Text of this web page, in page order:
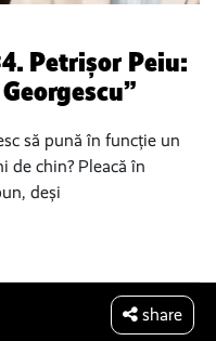
Petrișor Peiu:
să pună în funcție un
de chin? Pleacă în
deși
share